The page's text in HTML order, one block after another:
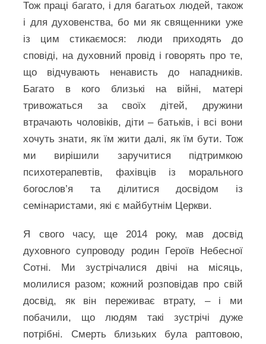
Тож праці багато, і для багатьох людей, також
і для духовенства, бо ми як священники уже
із цим стикаємося: люди приходять до
сповіді, на духовний провід і говорять про те,
що відчувають ненависть до нападників.
Багато в кого близькі на війні, матері
тривожаться за своїх дітей, дружини
втрачають чоловіків, діти – батьків, і всі вони
хочуть знати, як їм жити далі, як їм бути. Тож
ми вирішили заручитися підтримкою
психотерапевтів, фахівців із морального
богослов’я та ділитися досвідом із
семінаристами, які є майбутнім Церкви.
Я свого часу, ще 2014 року, мав досвід
духовного супроводу родин Героїв Небесної
Сотні. Ми зустрічалися двічі на місяць,
молилися разом; кожний розповідав про свій
досвід, як він переживає втрату, – і ми
побачили, що людям такі зустрічі дуже
потрібні. Смерть близьких була раптовою,